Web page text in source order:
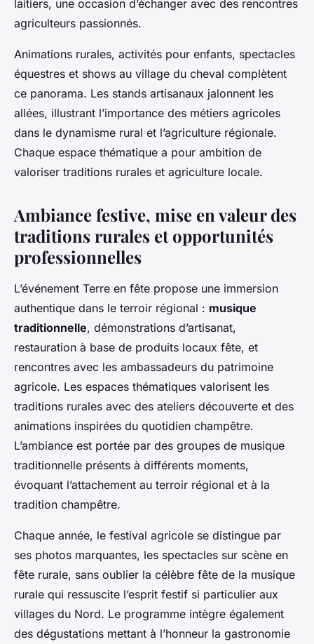
laitiers, une occasion d’échanger avec des rencontres
agriculteurs passionnés.
Animations rurales, activités pour enfants, spectacles
équestres et shows au village du cheval complètent
ce panorama. Les stands artisanaux jalonnent les
allées, illustrant l’importance des métiers agricoles
dans le dynamisme rural et l’agriculture régionale.
Chaque espace thématique a pour ambition de
valoriser traditions rurales et agriculture locale.
Ambiance festive, mise en valeur des
traditions rurales et opportunités
professionnelles
L’événement Terre en fête propose une immersion
authentique dans le terroir régional : musique
traditionnelle, démonstrations d’artisanat,
restauration à base de produits locaux fête, et
rencontres avec les ambassadeurs du patrimoine
agricole. Les espaces thématiques valorisent les
traditions rurales avec des ateliers découverte et des
animations inspirées du quotidien champêtre.
L’ambiance est portée par des groupes de musique
traditionnelle présents à différents moments,
évoquant l’attachement au terroir régional et à la
tradition champêtre.
Chaque année, le festival agricole se distingue par
ses photos marquantes, les spectacles sur scène en
fête rurale, sans oublier la célèbre fête de la musique
rurale qui ressuscite l’esprit festif si particulier aux
villages du Nord. Le programme intègre également
des dégustations mettant à l’honneur la gastronomie